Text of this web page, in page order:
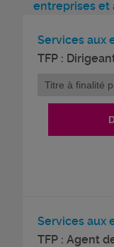
entreprises et
Services aux
TFP :
Titre à finalité
Services aux
TFP : Agent